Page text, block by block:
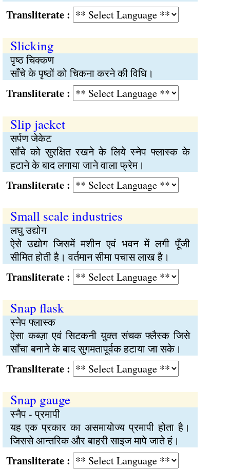
:
Slicking
पृष्ठ चिक्कण
साँचे के पृष्ठों को चिकना करने की विधि।
:
Slip jacket
सर्पण जेकेट
साँचे को सुरक्षित रखने के लिये स्नेप फ्लास्क के
हटाने के बाद लगाया जाने वाला फ्रेम।
:
Small scale industries
लघु उद्योग
ऐसे उद्योग जिसमें मशीन एवं भवन में लगी पूँजी
सीमित होती है। वर्तमान सीमा पचास लाख है।
:
Snap flask
स्नेप फ्लास्क
ऐसा कब्ज़ा एवं सिटकनी युक्त संचक फ्लैस्क जिसे
साँचा बनाने के बाद सुगमतापूर्वक हटाया जा सके।
:
Snap gauge
स्नैप - प्रमापी
यह एक प्रकार का असमायोज्य प्रमापी होता है।
जिससे आन्तरिक और बाहरी साइज मापे जाते हं।
: